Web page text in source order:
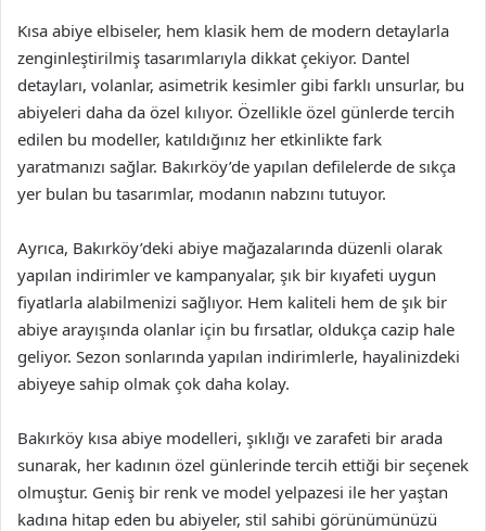
Kısa abiye elbiseler, hem klasik hem de modern detaylarla
zenginleştirilmiş tasarımlarıyla dikkat çekiyor. Dantel
detayları, volanlar, asimetrik kesimler gibi farklı unsurlar, bu
abiyeleri daha da özel kılıyor. Özellikle özel günlerde tercih
edilen bu modeller, katıldığınız her etkinlikte fark
yaratmanızı sağlar. Bakırköy’de yapılan defilelerde de sıkça
yer bulan bu tasarımlar, modanın nabzını tutuyor.
Ayrıca, Bakırköy’deki abiye mağazalarında düzenli olarak
yapılan indirimler ve kampanyalar, şık bir kıyafeti uygun
fiyatlarla alabilmenizi sağlıyor. Hem kaliteli hem de şık bir
abiye arayışında olanlar için bu fırsatlar, oldukça cazip hale
geliyor. Sezon sonlarında yapılan indirimlerle, hayalinizdeki
abiyeye sahip olmak çok daha kolay.
Bakırköy kısa abiye modelleri, şıklığı ve zarafeti bir arada
sunarak, her kadının özel günlerinde tercih ettiği bir seçenek
olmuştur. Geniş bir renk ve model yelpazesi ile her yaştan
kadına hitap eden bu abiyeler, stil sahibi görünümünüzü